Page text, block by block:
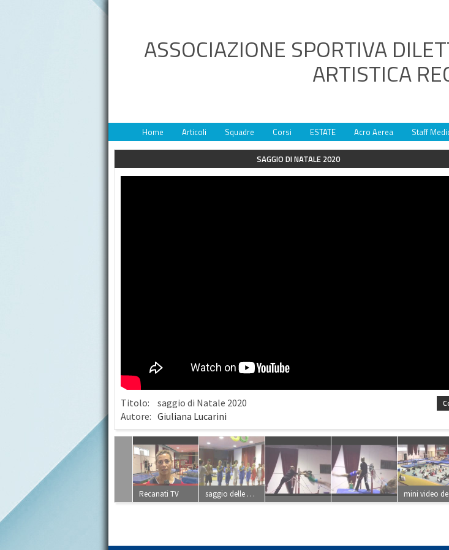
ASSOCIAZIONE SPORTIVA
ARTISTICA
Home Articoli Squadre Corsi ESTATE Acro Aerea Staff
SAGGIO DI NATALE 2020
Titolo:
saggio di Natale 2020
Autore: Giuliana Lucarini
Recanati TV saggio delle maestre 2012